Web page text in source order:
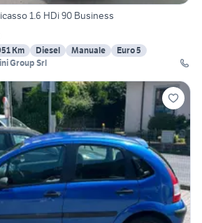
1.6 HDi 90 Business
Km Diesel Manuale
Euro 5
Group Srl